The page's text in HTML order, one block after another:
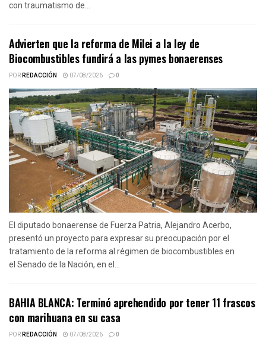
con traumatismo de...
Advierten que la reforma de Milei a la ley de
Biocombustibles fundirá a las pymes bonaerenses
PORREDACCIÓN 07/08/2026 0
El diputado bonaerense de Fuerza Patria, Alejandro Acerbo,
presentó un proyecto para expresar su preocupación por el
tratamiento de la reforma al régimen de biocombustibles en
el Senado de la Nación, en el...
BAHIA BLANCA: Terminó aprehendido por tener 11 frascos
con marihuana en su casa
PORREDACCIÓN 07/08/2026 0